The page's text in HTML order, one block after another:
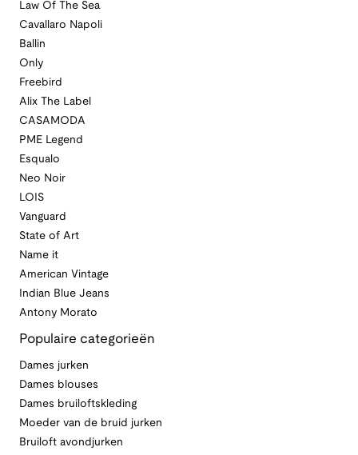
Law Of The Sea
Cavallaro Napoli
Ballin
Only
Freebird
Alix The Label
CASAMODA
PME Legend
Esqualo
Neo Noir
LOIS
Vanguard
State of Art
Name it
American Vintage
Indian Blue Jeans
Antony Morato
Populaire categorieën
Dames jurken
Dames blouses
Dames bruiloftskleding
Moeder van de bruid jurken
Bruiloft avondjurken